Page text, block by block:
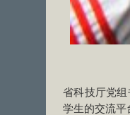
省科技厅党组
学生的交流平